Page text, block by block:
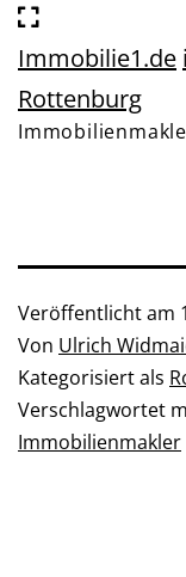
Immobilie1.de
Rottenburg
Veröffentlicht am
Von Ulrich
Kategorisiert als
Verschlagwortet
Immobilienmakler